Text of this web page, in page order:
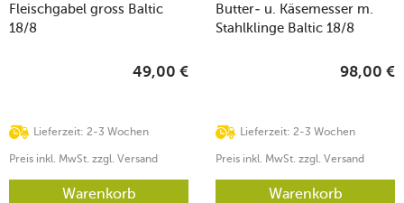
Fleischgabel gross Baltic
18/8
Lieferzeit: 2-3 Wochen
49,00 €
Preis inkl. MwSt. zzgl. Versand
Warenkorb
Butter- u. Käsemesser m.
Stahlklinge Baltic 18/8
Lieferzeit: 2-3 Wochen
98,00 €
Preis inkl. MwSt. zzgl. Versand
Warenkorb